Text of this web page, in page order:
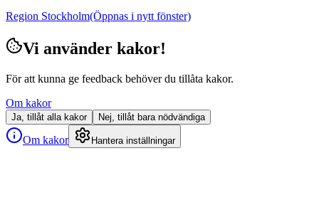
Region Stockholm(Öppnas i nytt fönster)
Vi använder kakor!
För att kunna ge feedback behöver du tillåta kakor.
Om kakor
Ja, tillåt alla kakor Nej, tillåt bara nödvändiga
Om kakor Hantera inställningar